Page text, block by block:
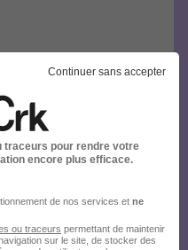
Continuer sans accepter
traceurs pour rendre votre
encore plus efficace.
de nos services et ne
ou traceurs permettant de maintenir
sur le site, de stocker des